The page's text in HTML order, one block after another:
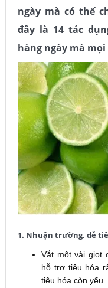
ngày mà có thế
đây là 14 tác
hàng ngày mà
1. Nhuận trường, dễ
Vắt một vài giọt
hỗ trợ tiêu hóa
tiêu hóa còn yếu.